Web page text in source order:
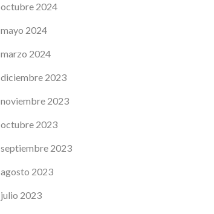
octubre 2024
mayo 2024
marzo 2024
diciembre 2023
noviembre 2023
octubre 2023
septiembre 2023
agosto 2023
julio 2023